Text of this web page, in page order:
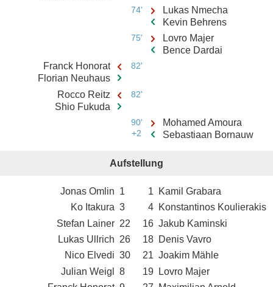
74'
Lukas Nmecha
Kevin Behrens
75'
Lovro Majer
Bence Dardai
Franck Honorat
Florian Neuhaus
82'
Rocco Reitz
Shio Fukuda
82'
90'
+2
Mohamed Amoura
Sebastiaan Bornauw
Aufstellung
Jonas Omlin 1 1
Kamil Grabara
Ko Itakura 3 4 Konstantinos Koulierakis
Stefan Lainer 22 16 Jakub Kaminski
Lukas Ullrich 26 18 Denis Vavro
Nico Elvedi 30 21 Joakim Mähle
Julian Weigl
8 19
Lovro Majer